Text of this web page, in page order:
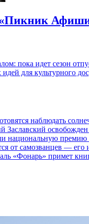
«Пикник
пока идет сезон
для культурного
наблюдать
Заславский
национальную премию
от самозванцев — его
«Фонарь» примет